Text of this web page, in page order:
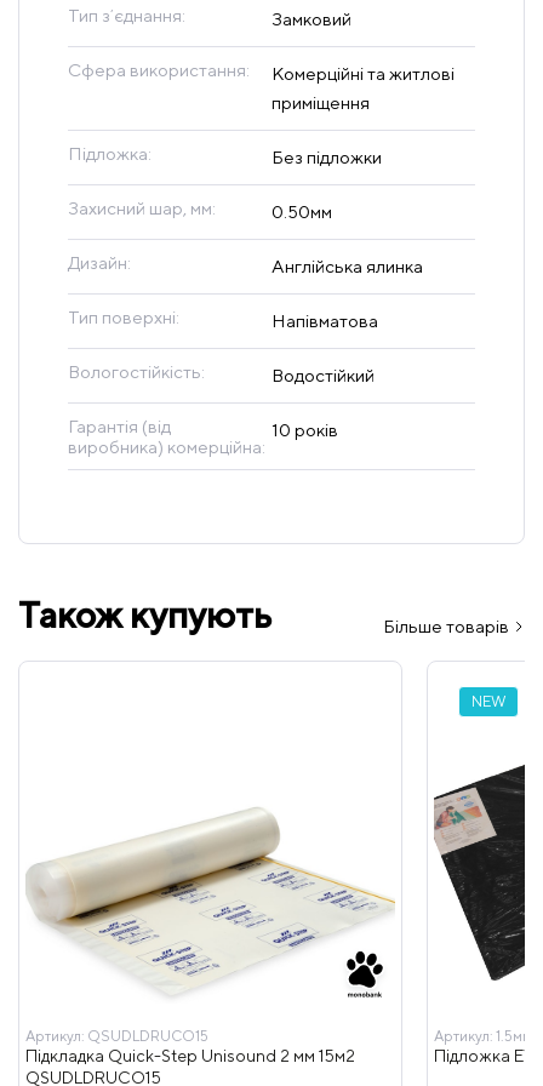
Тип зʼєднання: Замковий
Сфера використання:
Комерційні та житлові
приміщення
Підложка: Без підложки
Захисний шар, мм: 0.50мм
Дизайн: Англійська ялинка
Тип поверхні: Напівматова
Вологостійкість: Водостійкий
Гарантія (від
виробника) комерційна:
10 років
Також купують Більше товарів
Артикул: QSUDLDRUCO15
Підкладка Quick-Step Unisound 2 мм 15м2
QSUDLDRUCO15
NEW
Артикул: 1.5мм
Підложка